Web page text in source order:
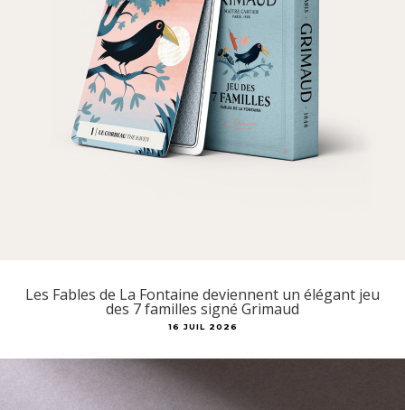
Les Fables de La Fontaine deviennent un élégant jeu
des 7 familles signé Grimaud
16 JUIL 2026